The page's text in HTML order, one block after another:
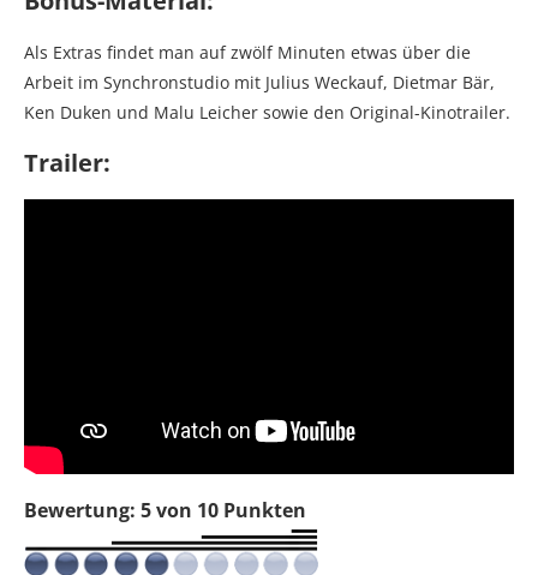
Als Extras findet man auf zwölf Minuten etwas über die
Arbeit im Synchronstudio mit Julius Weckauf, Dietmar Bär,
Ken Duken und Malu Leicher sowie den Original-Kinotrailer.
Trailer:
Bewertung: 5 von 10 Punkten